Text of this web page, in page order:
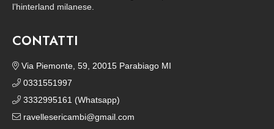
l’hinterland milanese.
CONTATTI
Via Piemonte, 59, 20015 Parabiago MI
0331551997
3332995161 (Whatsapp)
ravellesericambi@gmail.com